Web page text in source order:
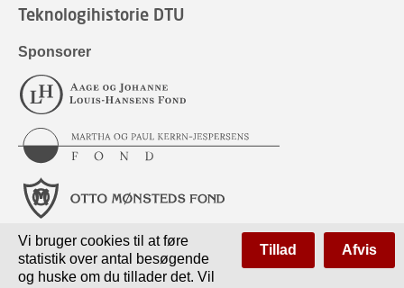
Teknologihistorie DTU
Sponsorer
Vi bruger cookies til at føre
statistik over antal besøgende
og huske om du tillader det. Vil
Tillad Afvis